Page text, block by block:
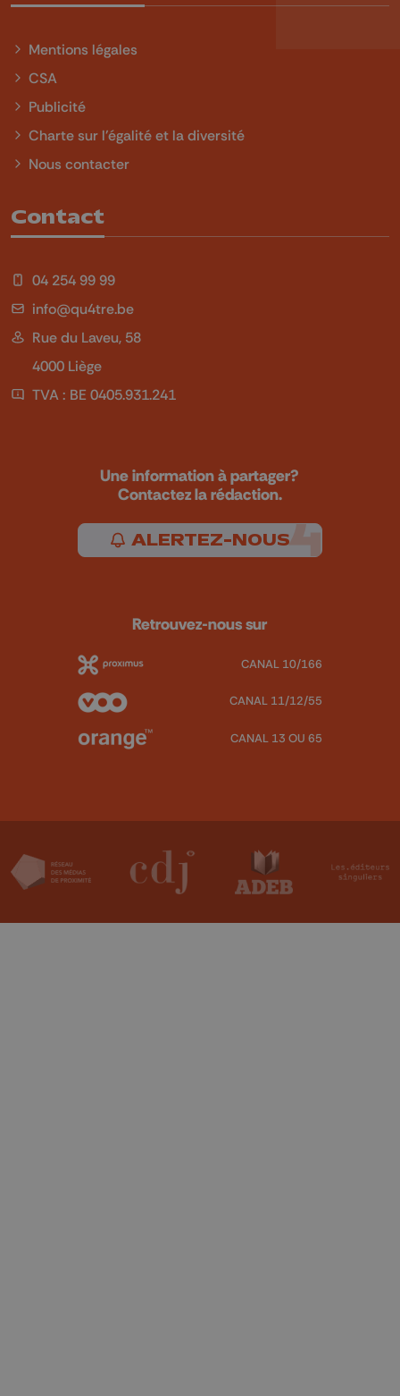
Mentions légales
CSA
Publicité
Charte sur l'égalité et la diversité
Nous contacter
Contact
04 254 99 99
info@qu4tre.be
Rue du Laveu, 58
4000 Liège
TVA : BE 0405.931.241
Une information à partager?
Contactez la rédaction.
ALERTEZ-NOUS
Retrouvez-nous sur
CANAL 10/166
CANAL 11/12/55
CANAL 13 OU 65